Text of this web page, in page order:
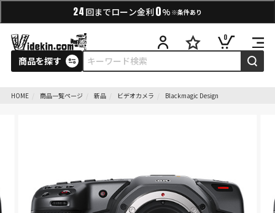
24 回までローン金利 0% ※条件あり
商品を探す
0
HOME 商品一覧ページ 新品 ビデオカメラ Blackmagic Design